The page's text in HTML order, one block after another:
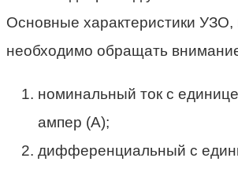
Основные характеристики УЗО,
необходимо обращать
номинальный ток с
ампер (А);
дифференциальный с